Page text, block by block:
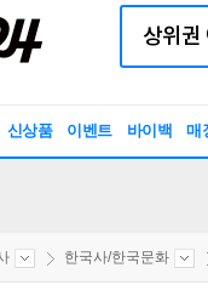
신상품 이벤트 바이백 매
한국사/한국문화